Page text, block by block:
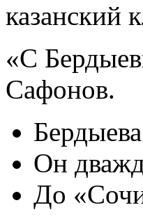
казанский
«С
Сафонов.
Он
До